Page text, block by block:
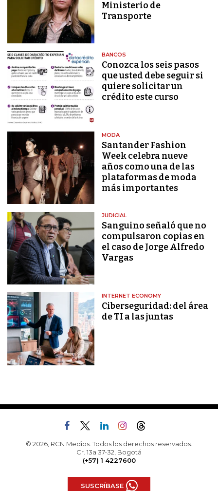
Ministerio de
Transporte
BANCOS
Conozca los seis pasos
que usted debe seguir si
quiere solicitar un
crédito este curso
MODA
Santander Fashion
Week celebra nueve
años como una de las
plataformas de moda
más importantes
JUDICIAL
Sanguino señaló que no
compulsaron copias en
el caso de Jorge Alfredo
Vargas
INTERNET ECONOMY
Ciberseguridad: del área
de TI a las juntas
© 2026, RCN Medios. Todos los derechos reservados.
Cr. 13a 37-32, Bogotá
(+57) 1 4227600
SUSCRÍBASE